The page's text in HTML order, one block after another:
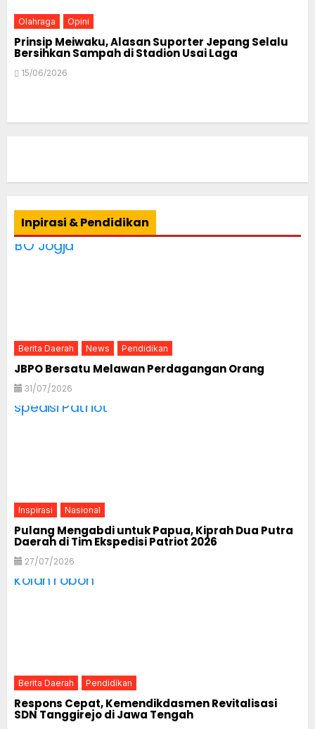
Olahraga Opini
Prinsip Meiwaku, Alasan Suporter Jepang Selalu
Bersihkan Sampah di Stadion Usai Laga
15/06/2026
Inpirasi & Pendidikan
Berita Daerah News Pendidikan
JBPO Bersatu Melawan Perdagangan Orang
31/07/2026
Inspirasi Nasional
Pulang Mengabdi untuk Papua, Kiprah Dua Putra
Daerah di Tim Ekspedisi Patriot 2026
27/07/2026
Berita Daerah Pendidikan
Respons Cepat, Kemendikdasmen Revitalisasi
SDN Tanggirejo di Jawa Tengah